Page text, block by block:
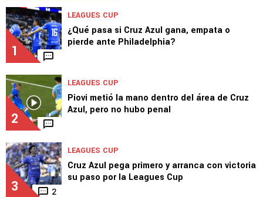
1
LEAGUES CUP
¿Qué pasa si Cruz Azul gana, empata o
pierde ante Philadelphia?
2
LEAGUES CUP
Piovi metió la mano dentro del área de Cruz
Azul, pero no hubo penal
3 2
LEAGUES CUP
Cruz Azul pega primero y arranca con victoria
su paso por la Leagues Cup